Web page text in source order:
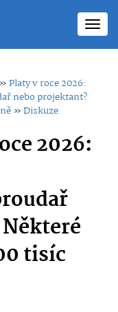
»Platy v roce 2026:
nebo projektant?
»Diskuze
2026:
tisíc